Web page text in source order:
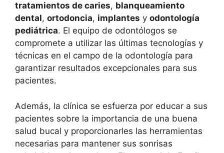
tratamientos de caries, blanqueamiento
dental, ortodoncia, implantes y odontología
pediátrica. El equipo de odontólogos se
compromete a utilizar las últimas tecnologías y
técnicas en el campo de la odontología para
garantizar resultados excepcionales para sus
pacientes.
Además, la clínica se esfuerza por educar a sus
pacientes sobre la importancia de una buena
salud bucal y proporcionarles las herramientas
necesarias para mantener sus sonrisas